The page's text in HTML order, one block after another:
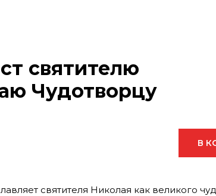
святителю
Чудотворцу
В
святителя Николая как великого